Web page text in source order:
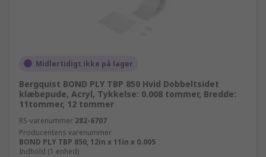
Midlertidigt ikke på lager
Bergquist BOND PLY TBP 850 Hvid Dobbeltsidet
klæbepude, Acryl, Tykkelse: 0.008 tommer, Bredde:
11tommer, 12 tommer
RS-varenummer 282-6707
Producentens varenummer
BOND PLY TBP 850, 12in x 11in x 0.005
Indhold (1 enhed)